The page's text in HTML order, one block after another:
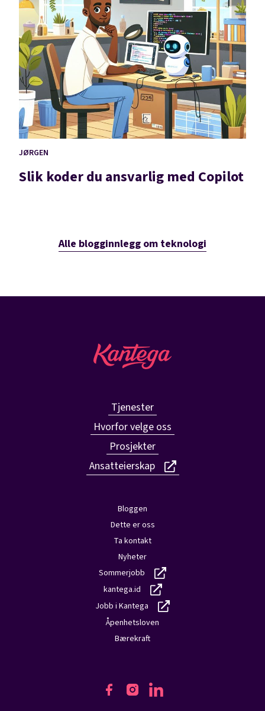
JØRGEN
Slik koder du ansvarlig med Copilot
Alle blogginnlegg om teknologi
Tjenester
Hvorfor velge oss
Prosjekter
Ansatteierskap
Bloggen
Dette er oss
Ta kontakt
Nyheter
Sommerjobb
kantega.id
Jobb i Kantega
Åpenhetsloven
Bærekraft